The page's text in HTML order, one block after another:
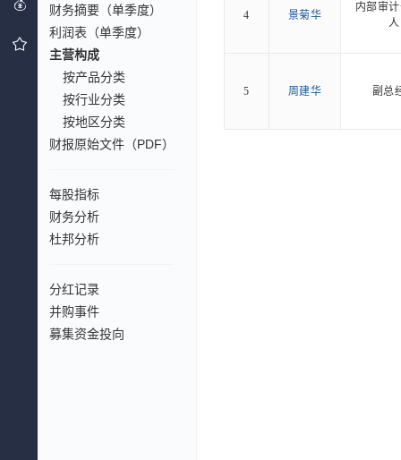
财务摘要（单季度）
利润表（单季度）
主营构成
按产品分类
按行业分类
按地区分类
财报原始文件（PDF）
每股指标
财务分析
杜邦分析
分红记录
并购事件
募集资金投向
4 景菊华
内部审
人
5 周建华 副总